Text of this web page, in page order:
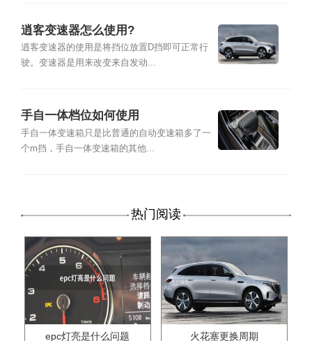
逍客变速器怎么使用?
逍客变速器的使用是将挡位放置D挡即可正常行
驶。变速器是用来改变来自发动...
手自一体档位如何使用
手自一体变速箱只是比普通的自动变速箱多了一
个m挡，手自一体变速箱的其他...
热门阅读
epc灯亮是什么问题 火花塞更换周期